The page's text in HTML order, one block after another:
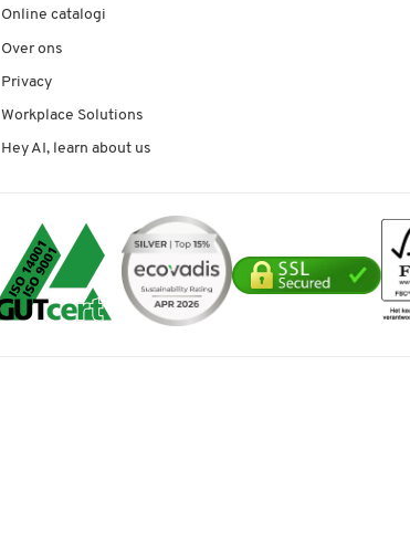
Online catalogi
Over ons
Privacy
Workplace Solutions
Hey AI, learn about us